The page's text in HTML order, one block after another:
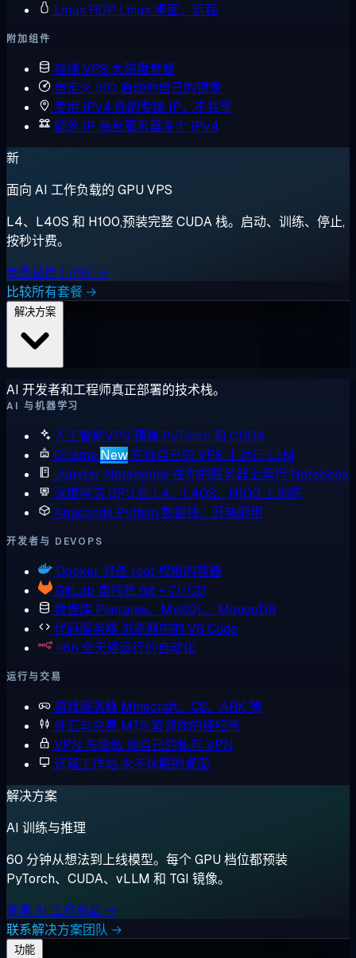
Linux RDP Linux 桌面，远程
附加组件
存储 VPS 大磁盘套餐
自定义 ISO 启动你自己的镜像
专用 IPv4 你的专属 IP，不共享
额外 IP 每台服务器多个 IPv4
新
面向 AI 工作负载的 GPU VPS
L4、L40S 和 H100,预装完整 CUDA 栈。启动、训练、停止,
按秒计费。
免费试用 1 小时 →
比较所有套餐 →
AI 开发者和工程师真正部署的技术栈。
AI 与机器学习
人工智能VPS 预装 PyTorch 和 CUDA
Ollama New在你自己的 VPS 上运行 LLM
Jupyter Notebooks 在你的服务器上运行 Notebook
深度学习 GPU 在 L4、L40S、H100 上训练
Anaconda Python 数据栈，开箱即用
开发者与 DEVOPS
Docker 具备 root 权限的容器
GitLab 自托管 Git + CI/CD
数据库 Postgres、MySQL、MongoDB
代码服务器 浏览器中的 VS Code
n8n 全天候运行的自动化
运行与交易
游戏服务器 Minecraft、CS、ARK 等
外汇与交易 MT5 紧邻你的经纪商
VPN 与隐私 你自己的私有 VPN
远程工作站 永不休眠的桌面
解决方案
AI 训练与推理
60 分钟从想法到上线模型。每个 GPU 档位都预装
PyTorch、CUDA、vLLM 和 TGI 镜像。
查看 AI 工作负载 →
联系解决方案团队 →